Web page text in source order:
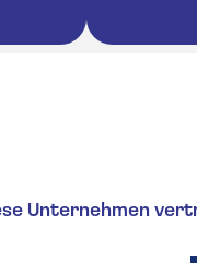
Unternehmen